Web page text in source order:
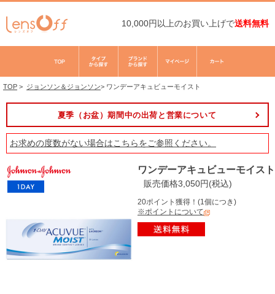
10,000円以上のお買い上げで送料無料
TOP > ジョンソン＆ジョンソン> ワンデーアキュビューモイスト
夏季（お盆）期間中の出荷と営業について
お求めの度数がない場合はこちらをご参照ください。
ワンデーアキュビューモイスト
販売価格3,050円(税込)
20ポイント獲得！(1個につき)
※ポイントについて